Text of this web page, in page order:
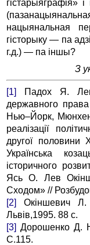
гістарыяграфія»
нацыянальная
гісторыку — па
г.д.) — па іншы?
З
[1]
Падох Я. Лев
державного
Нью–Йорк,
реалізації
другої половини
Українська
історичного
Ясь О. Лев
Сходом» //
[2]
Окіншевич Л.
Львів,1995. 88 c.
[3] Дорошенко Д.
C.115.